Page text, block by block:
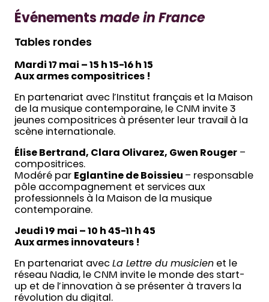
Événements made in France
Tables rondes
Mardi 17 mai – 15 h 15-16 h 15
Aux armes compositrices !
En partenariat avec l’Institut français et la Maison
de la musique contemporaine, le CNM invite 3
jeunes compositrices à présenter leur travail à la
scène internationale.
Élise Bertrand, Clara Olivarez, Gwen Rouger –
compositrices.
Modéré par Eglantine de Boissieu – responsable
pôle accompagnement et services aux
professionnels à la Maison de la musique
contemporaine.
Jeudi 19 mai – 10 h 45-11 h 45
Aux armes innovateurs !
En partenariat avec La Lettre du musicien et le
réseau Nadia, le CNM invite le monde des start-
up et de l’innovation à se présenter à travers la
révolution du digital.